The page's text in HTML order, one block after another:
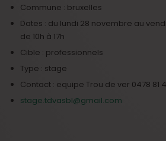
Commune : bruxelles
Dates : du lundi 28 novembre au
de 10h à 17h
Cible : professionnels
Type : stage
Contact : equipe Trou de ver 0478 81
stage.tdvasbl@gmail.com